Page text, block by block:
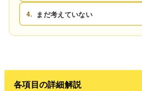
4. まだ考えていない
各項目の詳細解説